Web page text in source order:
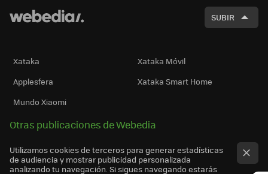
SUBIR
Xataka
Xataka Móvil
Applesfera
Xataka Smart Home
Mundo Xiaomi
Otras publicaciones de Webedia
Utilizamos cookies de terceros para generar estadísticas
de audiencia y mostrar publicidad personalizada
analizando tu navegación. Si sigues navegando estarás